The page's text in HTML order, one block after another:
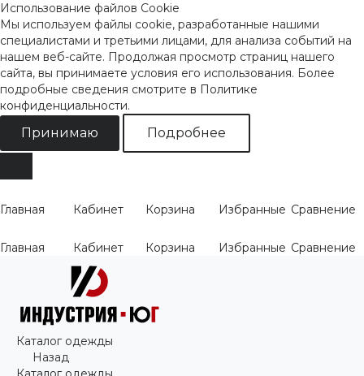
Использование файлов Cookie
Мы используем файлы cookie, разработанные нашими
специалистами и третьими лицами, для анализа событий на
нашем веб-сайте. Продолжая просмотр страниц нашего
сайта, вы принимаете условия его использования. Более
подробные сведения смотрите в Политике
конфиденциальности.
Принимаю Подробнее
Главная Кабинет Корзина Избранные Сравнение
Главная Кабинет Корзина Избранные Сравнение
Каталог одежды
Назад